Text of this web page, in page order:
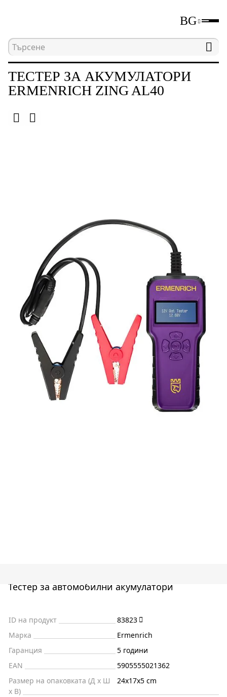
BG
Начална страница Неразрушаващи
ТЕСТЕР ЗА АКУМУЛАТОРИ
ERMENRICH ZING AL40
Тестер за автомобилни акумулатори
ID на продукт
83823
Марка
Ermenrich
Гаранция
5 години
EAN
5905555021362
Размер на опаковката (Д x Ш
x В)
24x17x5 cm